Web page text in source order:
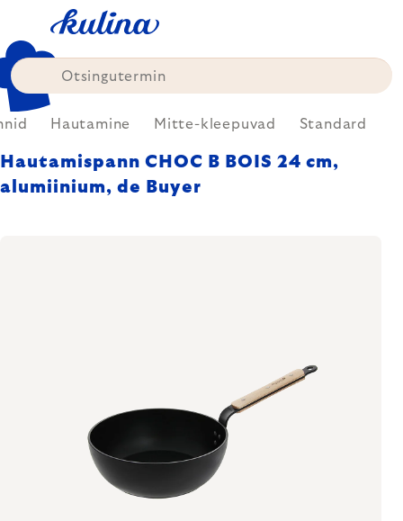
content
Hautamine Mitte-kleepuvad Standard
Hautamispann CHOC B BOIS 24 cm,
alumiinium, de Buyer